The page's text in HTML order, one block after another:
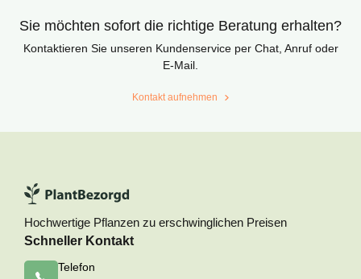
Sie möchten sofort die richtige Beratung erhalten?
Kontaktieren Sie unseren Kundenservice per Chat, Anruf oder
E-Mail.
Kontakt aufnehmen
Hochwertige Pflanzen zu erschwinglichen Preisen
Schneller Kontakt
Telefon